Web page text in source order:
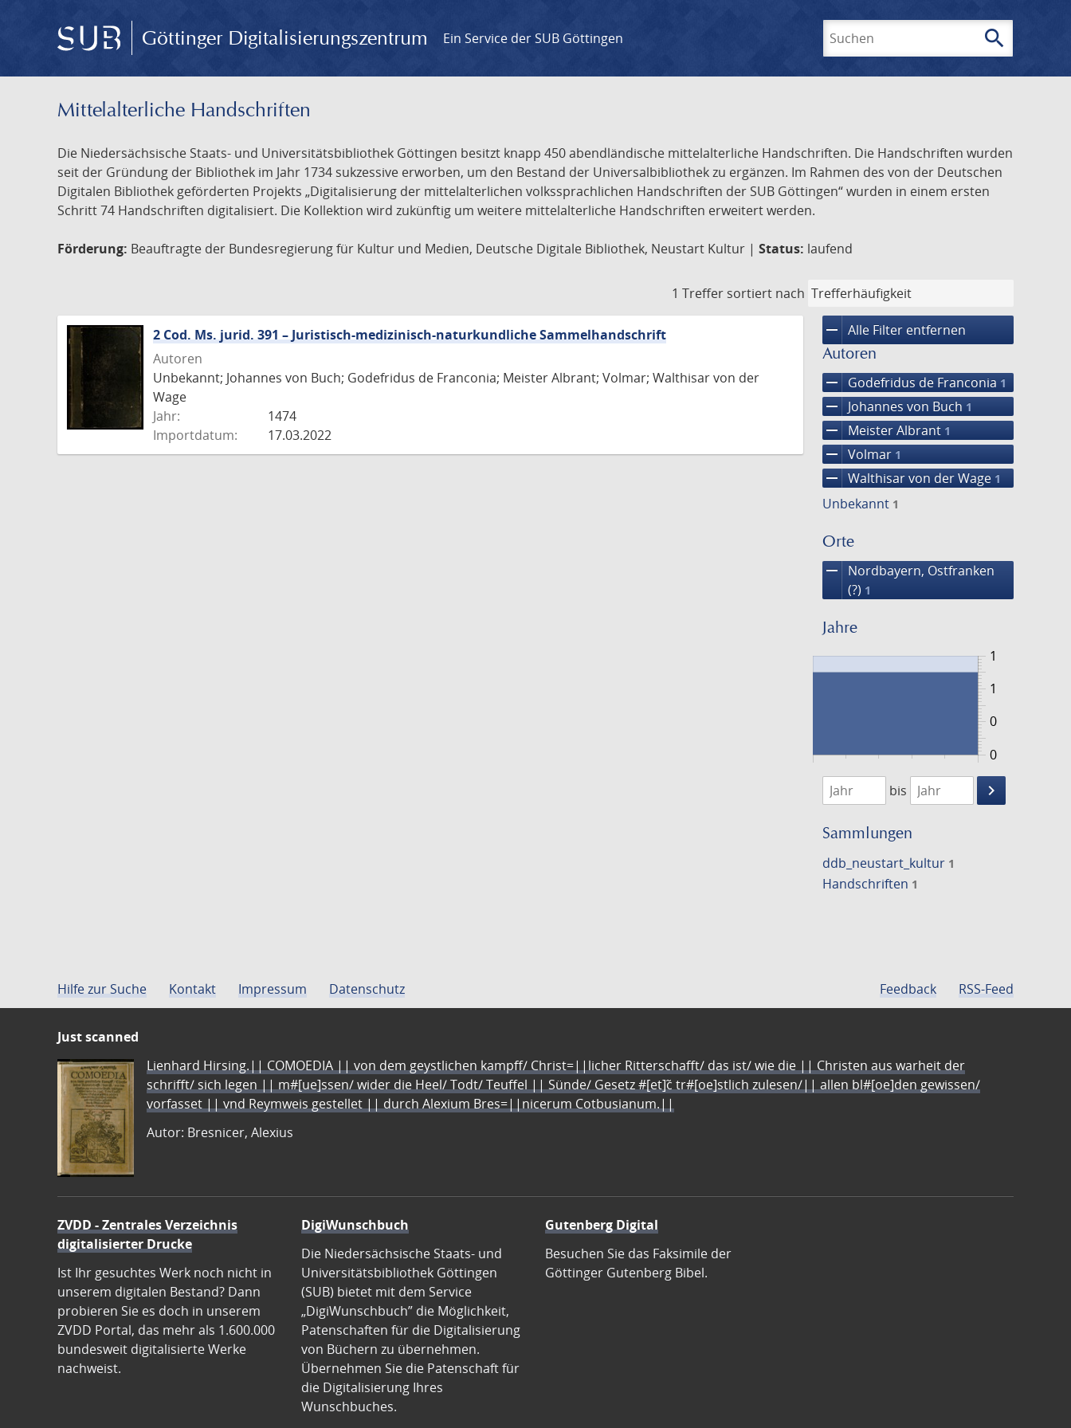
Göttinger Digitalisierungszentrum Ein Service der SUB Göttingen search
Mittelalterliche Handschriften
Die Niedersächsische Staats- und Universitätsbibliothek Göttingen besitzt knapp 450 abendländische mittelalterliche Handschriften. Die Handschriften wurden
seit der Gründung der Bibliothek im Jahr 1734 sukzessive erworben, um den Bestand der Universalbibliothek zu ergänzen. Im Rahmen des von der Deutschen
Digitalen Bibliothek geförderten Projekts „Digitalisierung der mittelalterlichen volkssprachlichen Handschriften der SUB Göttingen“ wurden in einem ersten
Schritt 74 Handschriften digitalisiert. Die Kollektion wird zukünftig um weitere mittelalterliche Handschriften erweitert werden.
Förderung: Beauftragte der Bundesregierung für Kultur und Medien, Deutsche Digitale Bibliothek, Neustart Kultur | Status: laufend
1 Treffer sortiert nach
remove Alle Filter entfernen
Autoren
remove Godefridus de Franconia 1
remove Johannes von Buch 1
remove Meister Albrant 1
remove Volmar 1
remove Walthisar von der Wage 1
Unbekannt 1
Orte
remove
Nordbayern, Ostfranken
(?) 1
Jahre
0
1
0
1
1474
1475
bis
keyboard_arrow_right
Suche
Sammlungen
ddb_neustart_kultur 1
Handschriften 1
2 Cod. Ms. jurid. 391 – Juristisch-medizinisch-naturkundliche Sammelhandschrift
Autoren
Unbekannt; Johannes von Buch; Godefridus de Franconia; Meister Albrant; Volmar; Walthisar von der
Wage
Jahr:
1474
Importdatum:
17.03.2022
Hilfe zur Suche Kontakt Impressum Datenschutz Feedback RSS-Feed
Just scanned
Lienhard Hirsing.|| COMOEDIA || von dem geystlichen kampff/ Christ=||licher Ritterschafft/ das ist/ wie die || Christen aus warheit der
schrifft/ sich legen || m#[ue]ssen/ wider die Heel/ Todt/ Teuffel || Sünde/ Gesetz #[et]c̃ tr#[oe]stlich zulesen/|| allen bl#[oe]den gewissen/
vorfasset || vnd Reymweis gestellet || durch Alexium Bres=||nicerum Cotbusianum.||
Autor: Bresnicer, Alexius
ZVDD - Zentrales Verzeichnis
digitalisierter Drucke
Ist Ihr gesuchtes Werk noch nicht in
unserem digitalen Bestand? Dann
probieren Sie es doch in unserem
ZVDD Portal, das mehr als 1.600.000
bundesweit digitalisierte Werke
nachweist.
DigiWunschbuch
Die Niedersächsische Staats- und
Universitätsbibliothek Göttingen
(SUB) bietet mit dem Service
„DigiWunschbuch” die Möglichkeit,
Patenschaften für die Digitalisierung
von Büchern zu übernehmen.
Übernehmen Sie die Patenschaft für
die Digitalisierung Ihres
Wunschbuches.
Gutenberg Digital
Besuchen Sie das Faksimile der
Göttinger Gutenberg Bibel.